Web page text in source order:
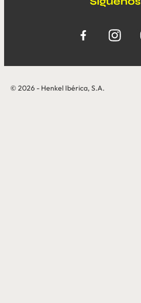
© 2026 - Henkel Ibérica, S.A.